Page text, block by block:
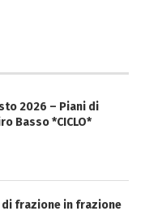
2026 – Piani di
Basso *CICLO*
– di frazione in frazione